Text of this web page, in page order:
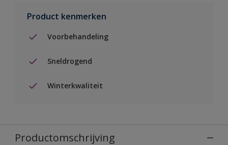
Product kenmerken
Voorbehandeling
Sneldrogend
Winterkwaliteit
Productomschrijving